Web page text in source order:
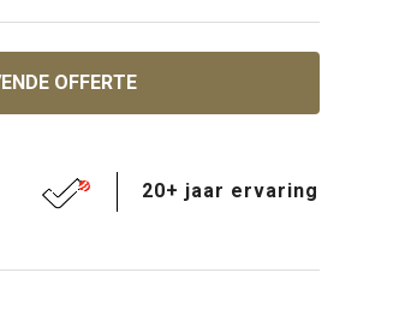
OFFERTE
20+ jaar ervaring